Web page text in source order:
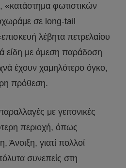
«κατάστημα φωτιστικών
σε long-tail
λέβητα πετρελαίου
είδη με άμεση παράδοση
έχουν χαμηλότερο όγκο,
πρόθεση.
με γειτονικές
περιοχή, όπως
γιατί πολλοί
συνεπείς στη